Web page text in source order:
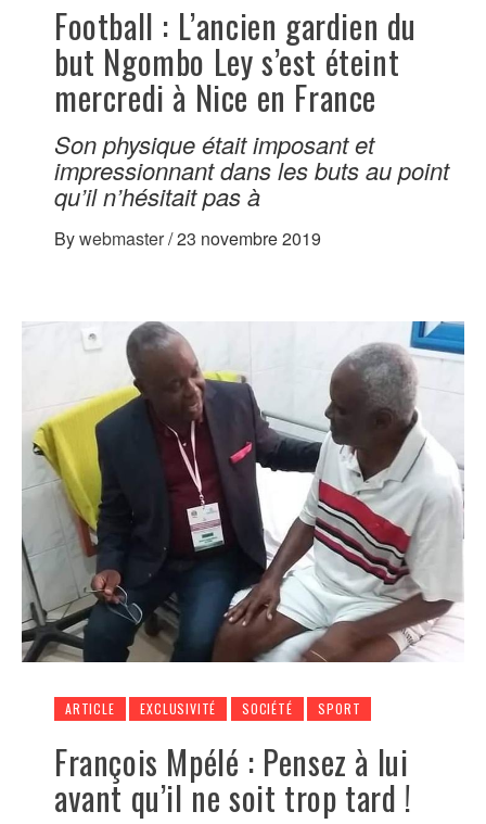
Football : L’ancien gardien du
but Ngombo Ley s’est éteint
mercredi à Nice en France
Son physique était imposant et
impressionnant dans les buts au point
qu’il n’hésitait pas à
Bywebmaster/23 novembre 2019
ARTICLE EXCLUSIVITÉ SOCIÉTÉ SPORT
François Mpélé : Pensez à lui
avant qu’il ne soit trop tard !